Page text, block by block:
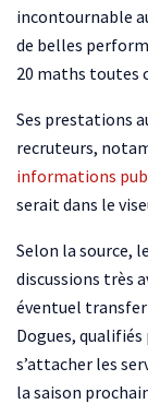
incontournable
de belles
20 maths toutes
Ses prestations
recruteurs,
informations
serait dans le
Selon la source,
discussions très
éventuel
Dogues,
s’attacher les
la saison